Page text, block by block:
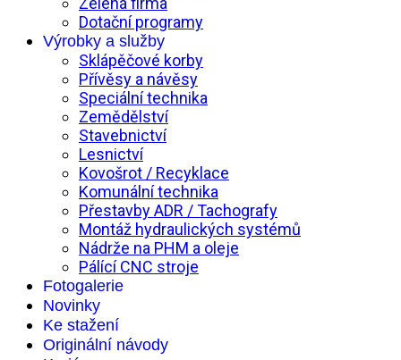
Dotační programy
Výrobky a služby
Sklápěčové korby
Přívěsy a návěsy
Speciální technika
Zemědělství
Stavebnictví
Lesnictví
Kovošrot / Recyklace
Komunální technika
Přestavby ADR / Tachografy
Montáž hydraulických systémů
Nádrže na PHM a oleje
Pálící CNC stroje
Fotogalerie
Novinky
Ke stažení
Originální návody